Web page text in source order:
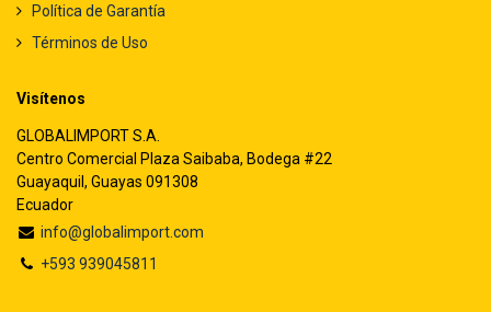
Política de Garantía
Términos de Uso
Visítenos
GLOBALIMPORT S.A.
Centro Comercial Plaza Saibaba, Bodega #22
Guayaquil, Guayas 091308
Ecuador
info@globalimport.com
+593 939045811